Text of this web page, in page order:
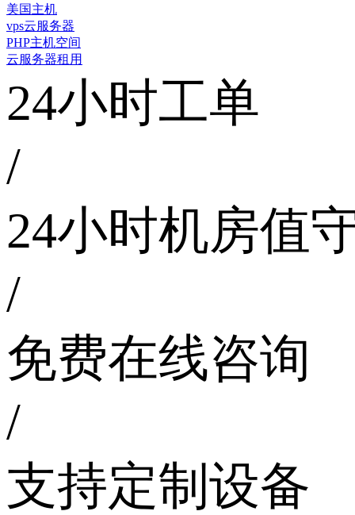
美国主机
vps云服务器
PHP主机空间
云服务器租用
24小时工单
/
24小时机房值
/
免费在线咨询
/
支持定制设备